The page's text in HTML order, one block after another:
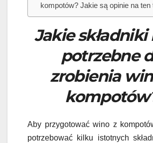
kompotów? Jakie są opinie na ten
Jakie składniki
potrzebne
zrobienia
Aby przygotować wino z
potrzebować kilku istotnych